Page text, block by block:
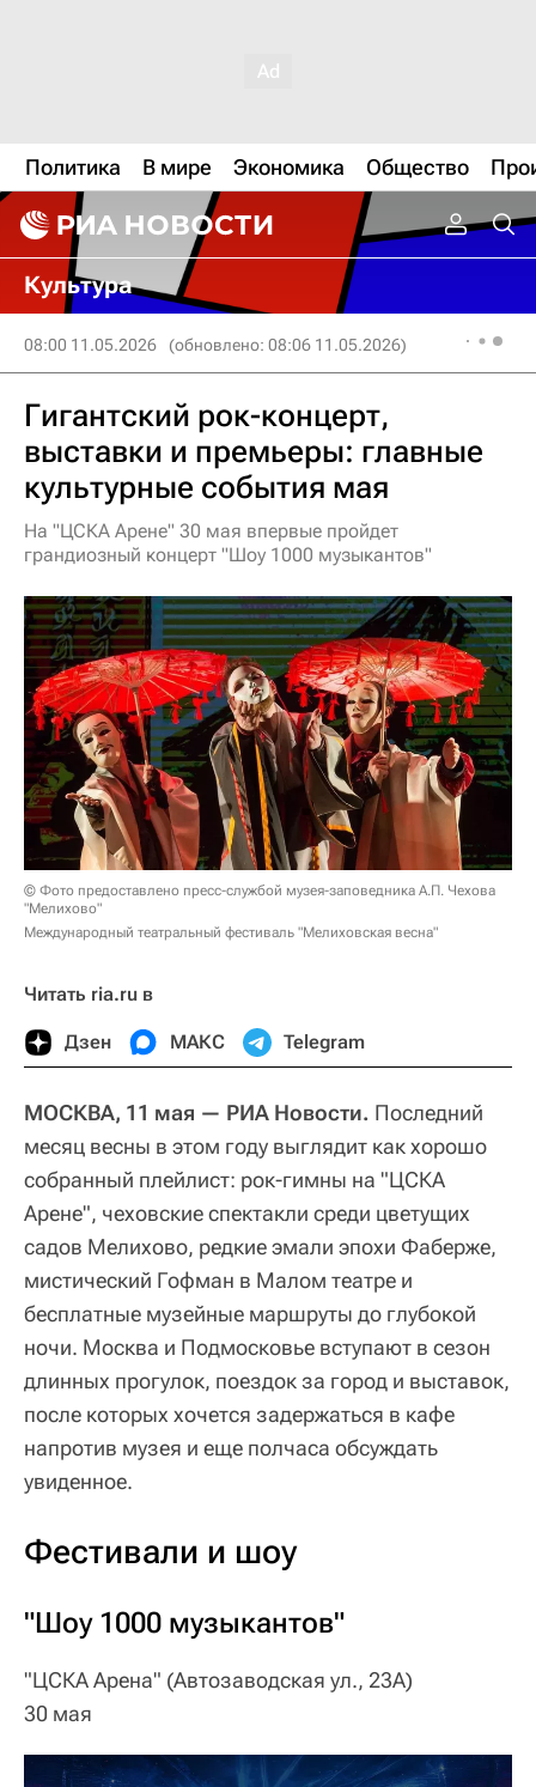
Политика В мире Экономика Общество
Культура
08:00 11.05.2026 (обновлено: 08:06 11.05.2026)
Гигантский рок-концерт,
выставки и премьеры: главные
культурные события мая
На "ЦСКА Арене" 30 мая впервые пройдет
грандиозный концерт "Шоу 1000 музыкантов"
© Фото предоставлено пресс-службой музея-заповедника А.П. Чехова
"Мелихово"
Международный театральный фестиваль "Мелиховская весна"
Читать ria.ru в
Дзен МАКС Telegram
МОСКВА, 11 мая — РИА Новости. Последний
месяц весны в этом году выглядит как хорошо
собранный плейлист: рок-гимны на "ЦСКА
Арене", чеховские спектакли среди цветущих
садов Мелихово, редкие эмали эпохи Фаберже,
мистический Гофман в Малом театре и
бесплатные музейные маршруты до глубокой
ночи. Москва и Подмосковье вступают в сезон
длинных прогулок, поездок за город и выставок,
после которых хочется задержаться в кафе
напротив музея и еще полчаса обсуждать
увиденное.
Фестивали и шоу
"Шоу 1000 музыкантов"
"ЦСКА Арена" (Автозаводская ул., 23А)
30 мая